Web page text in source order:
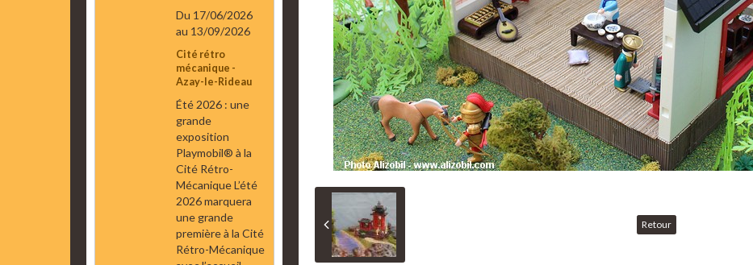
Retour
Du 17/06/2026
au 13/09/2026
Cité rétro
mécanique -
Azay-le-Rideau
Été 2026 : une
grande
exposition
Playmobil® à la
Cité Rétro-
Mécanique L’été
2026 marquera
une grande
première à la Cité
Rétro-Mécanique